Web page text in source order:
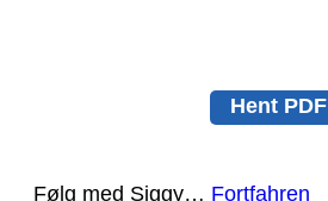
Hent PDF
Følg med Siggy… Fortfahren